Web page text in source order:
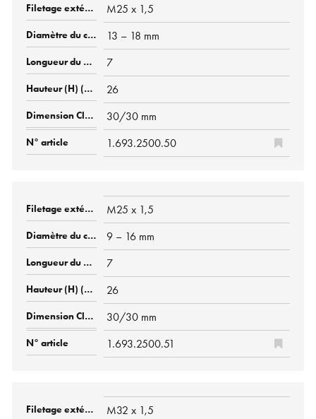
M25 x 1,5
13 – 18 mm
7
26
30/30 mm
1.693.2500.50
M25 x 1,5
9 – 16 mm
7
26
30/30 mm
1.693.2500.51
M32 x 1,5